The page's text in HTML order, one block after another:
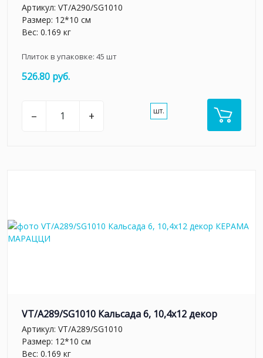
Артикул: VT/A290/SG1010
Размер: 12*10 см
Вес: 0.169 кг
Плиток в упаковке: 45 шт
526.80 руб.
– + шт.
VT/A289/SG1010 Кальсада 6, 10,4х12 декор
Артикул: VT/A289/SG1010
Размер: 12*10 см
Вес: 0.169 кг